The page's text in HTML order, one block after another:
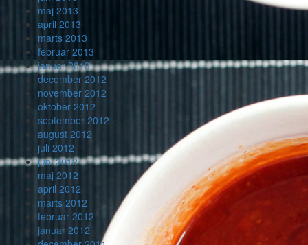
maj 2013
april 2013
marts 2013
februar 2013
januar 2013
december 2012
november 2012
oktober 2012
september 2012
august 2012
juli 2012
juni 2012
maj 2012
april 2012
marts 2012
februar 2012
januar 2012